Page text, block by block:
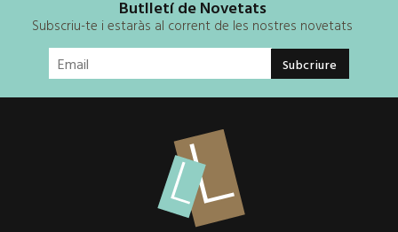
Butlletí de Novetats
Subscriu-te i estaràs al corrent de les nostres novetats